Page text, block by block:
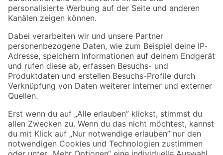
Folge uns
Zahlungsarten Versandarten
Sicher einkaufen
Jetzt die toom-App herunterladen